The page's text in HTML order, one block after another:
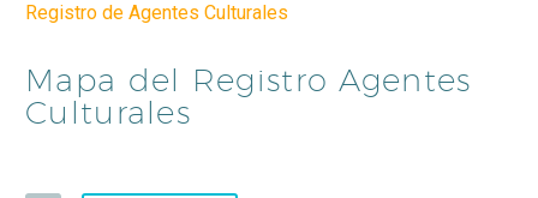
Registro de Agentes Culturales
Mapa del Registro Agentes
Culturales